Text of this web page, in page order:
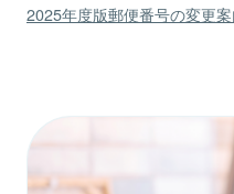
2025年度版郵便番号の変更